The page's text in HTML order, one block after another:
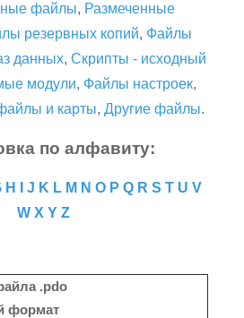
файлы, Размеченные
резервных копий, Файлы
данных, Скрипты - исходный
модули, Файлы настроек,
и карты, Другие файлы.
по алфавиту:
H J K L M N O P Q R S T U V
W X Y Z
.pdo
формат